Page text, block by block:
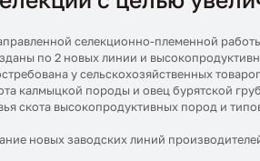
селекционно-племенной
по 2 новых линии и
у сельскохозяйственных
калмыцкой породы и овец бурятской
скота высокопродуктивных пород и
новых заводских линий